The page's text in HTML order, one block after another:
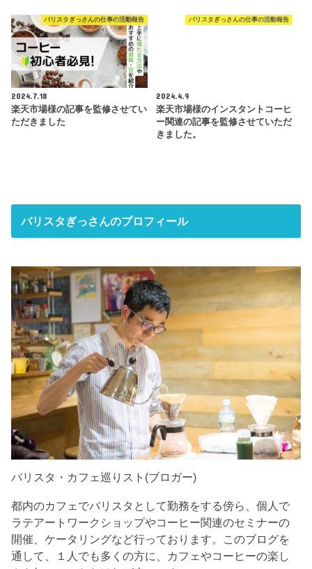
バリスタぎっさんの仕事の活動報告
2024.7.18
楽天市場様の記事を監修させてい
ただきました
バリスタぎっさんの仕事の活動報告
2024.4.9
楽天市場様のインスタントコーヒ
ー関連の記事を監修させていただ
きました。
バリスタぎっさんのプロフィール
バリスタ・カフェ巡りスト(ブロガー)
都内のカフェでバリスタとして勤務をする傍ら、個人で
ラテアートワークショップやコーヒー関連のセミナーの
開催、ケータリングなど行っております。このブログを
通して、１人でも多くの方に、カフェやコーヒーの楽し